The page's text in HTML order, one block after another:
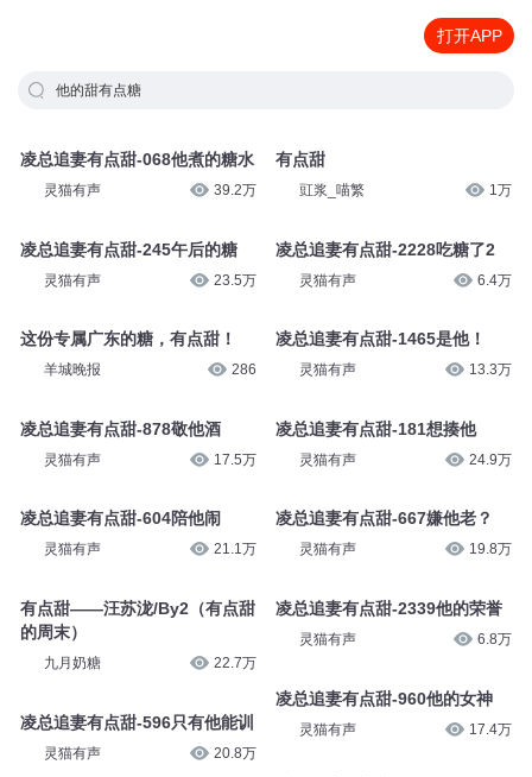
打开APP
他的甜有点糖
凌总追妻有点甜-068他煮的糖水
灵猫有声 39.2万
凌总追妻有点甜-245午后的糖
灵猫有声 23.5万
这份专属广东的糖，有点甜！
羊城晚报 286
凌总追妻有点甜-878敬他酒
灵猫有声 17.5万
凌总追妻有点甜-604陪他闹
灵猫有声 21.1万
有点甜——汪苏泷/By2（有点甜
的周末）
九月奶糖 22.7万
凌总追妻有点甜-596只有他能训
灵猫有声 20.8万
有点甜
豇浆_喵繁 1万
凌总追妻有点甜-2228吃糖了2
灵猫有声 6.4万
凌总追妻有点甜-1465是他！
灵猫有声 13.3万
凌总追妻有点甜-181想揍他
灵猫有声 24.9万
凌总追妻有点甜-667嫌他老？
灵猫有声 19.8万
凌总追妻有点甜-2339他的荣誉
灵猫有声 6.8万
凌总追妻有点甜-960他的女神
灵猫有声 17.4万